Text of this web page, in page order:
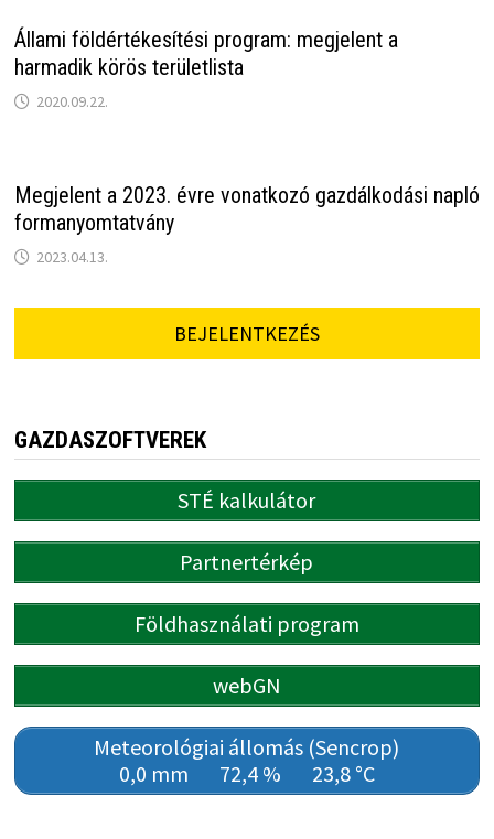
Állami földértékesítési program: megjelent a
harmadik körös területlista
2020.09.22.
Megjelent a 2023. évre vonatkozó gazdálkodási napló
formanyomtatvány
2023.04.13.
BEJELENTKEZÉS
GAZDASZOFTVEREK
STÉ kalkulátor
Partnertérkép
Földhasználati program
webGN
Meteorológiai állomás (Sencrop)
0,0 mm
72,4 % 23,8 °C